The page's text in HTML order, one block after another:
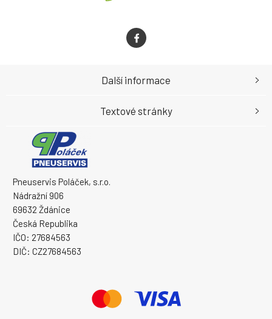
Pneuservis Poláček, s.r.o.
Nádražní 906
69632 Ždánice
Česká Republika
IČO: 27684563
DIČ: CZ27684563
Další informace
Textové stránky